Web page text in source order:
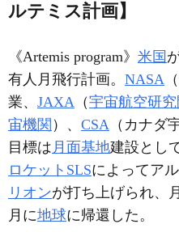
ルテミス計画】
《Artemis program》 米国
有人月飛行計画。 NASA
業、 JAXA （宇宙航空研
宙機関 ）、 CSA （カナダ
目標は 月面基地建設とし
ロケット SLSによってア
リオンが打ち上げられ、
月に地球に帰還した。